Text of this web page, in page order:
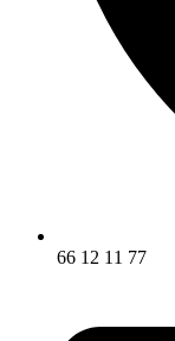
66 12 11 77